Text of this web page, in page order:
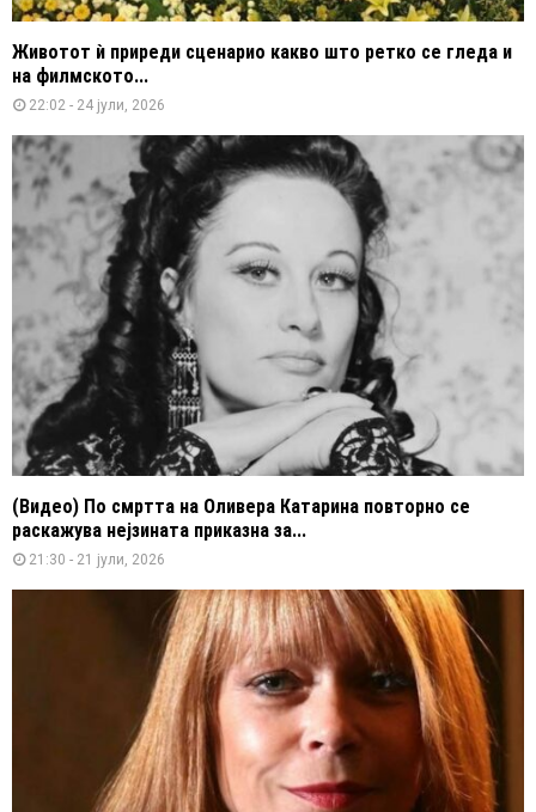
Животот ѝ приреди сценарио какво што ретко се гледа и
на филмското...
22:02 - 24 јули, 2026
(Видео) По смртта на Оливера Катарина повторно се
раскажува нејзината приказна за...
21:30 - 21 јули, 2026